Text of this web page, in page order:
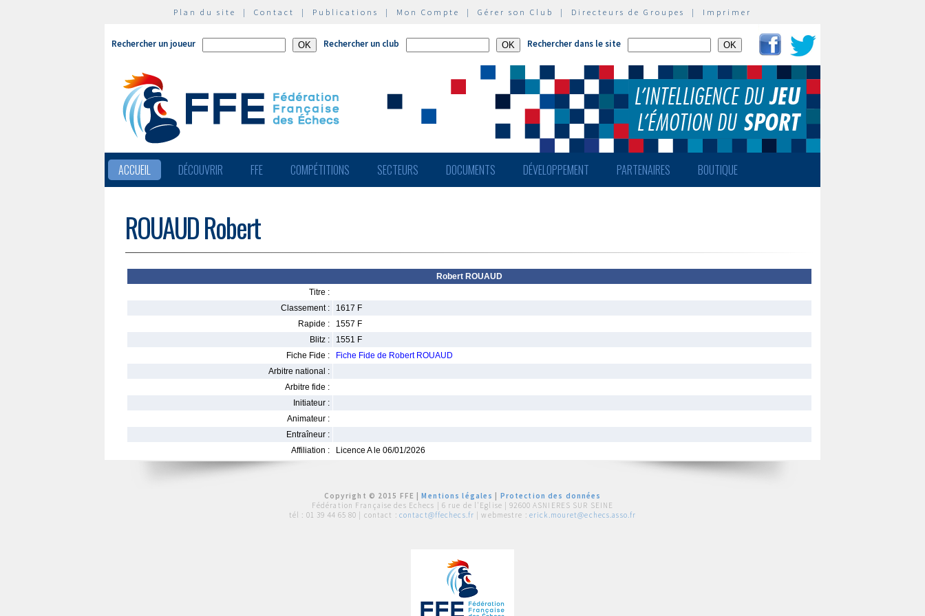
Plan du site | Contact | Publications | Mon Compte | Gérer son Club | Directeurs de Groupes | Imprimer
Rechercher un joueur Rechercher un club Rechercher dans le site
ACCUEIL DÉCOUVRIR FFE COMPÉTITIONS SECTEURS DOCUMENTS DÉVELOPPEMENT PARTENAIRES BOUTIQUE
ROUAUD Robert
Robert ROUAUD
Titre :
Classement :
1617 F
Rapide :
1557 F
Blitz :
1551 F
Fiche Fide :
Fiche Fide de Robert ROUAUD
Arbitre national :
Arbitre fide :
Initiateur :
Animateur :
Entraîneur :
Affiliation :
Licence A le 06/01/2026
Copyright © 2015 FFE |Mentions légales
Protection des données
Fédération Française des Echecs | 6 rue de l'Eglise | 92600 ASNIERES SUR SEINE
tél : 01 39 44 65 80 | contact : contact@ffechecs.fr | webmestre : erick.mouret@echecs.asso.fr